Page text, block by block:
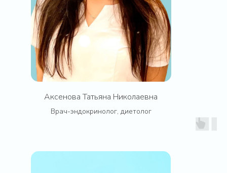
Аксенова Татьяна Николаевна
Врач-эндокринолог, диетолог